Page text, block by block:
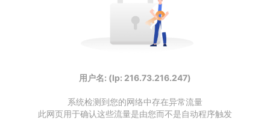
用户名: (Ip: 216.73.216.247)
系统检测到您的网络中存在异常流量
此网页用于确认这些流量是由您而不是自动程序触发